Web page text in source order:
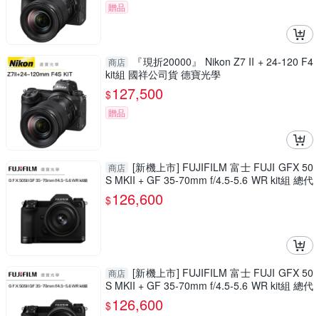
贈品
商店
『現折20000』 Nikon Z7 II + 24-120 F4
kit組 國祥公司貨 德寶光學
$127,500
贈品
商店 [新機上市] FUJIFILM 富士 FUJI GFX 50
S MKII + GF 35-70mm f/4.5-5.6 WR kit組 總代
理恆昶公司貨 德寶光學
$126,600
商店 [新機上市] FUJIFILM 富士 FUJI GFX 50
S MKII + GF 35-70mm f/4.5-5.6 WR kit組 總代
理恆昶公司貨 德寶光學
$126,600